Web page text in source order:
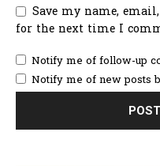
Save my name,
for the next time I
Notify me of follow-up
Notify me of new posts